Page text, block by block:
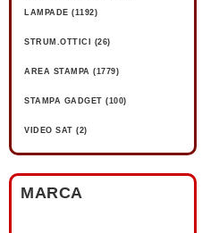
LAMPADE (1192)
STRUM.OTTICI (26)
AREA STAMPA (1779)
STAMPA GADGET (100)
VIDEO SAT (2)
MARCA